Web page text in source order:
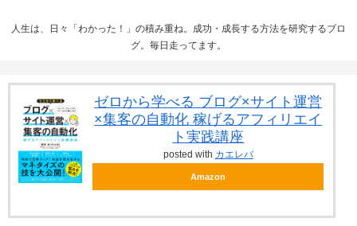
人生は、日々「わかった！」の積み重ね。成功・成長する方法を研究するブロ
グ。毎日走ってます。
ゼロから学べる ブログ×サイト運営
×集客の自動化 稼げるアフィリエイ
ト実践講座
posted with カエレバ
Amazon